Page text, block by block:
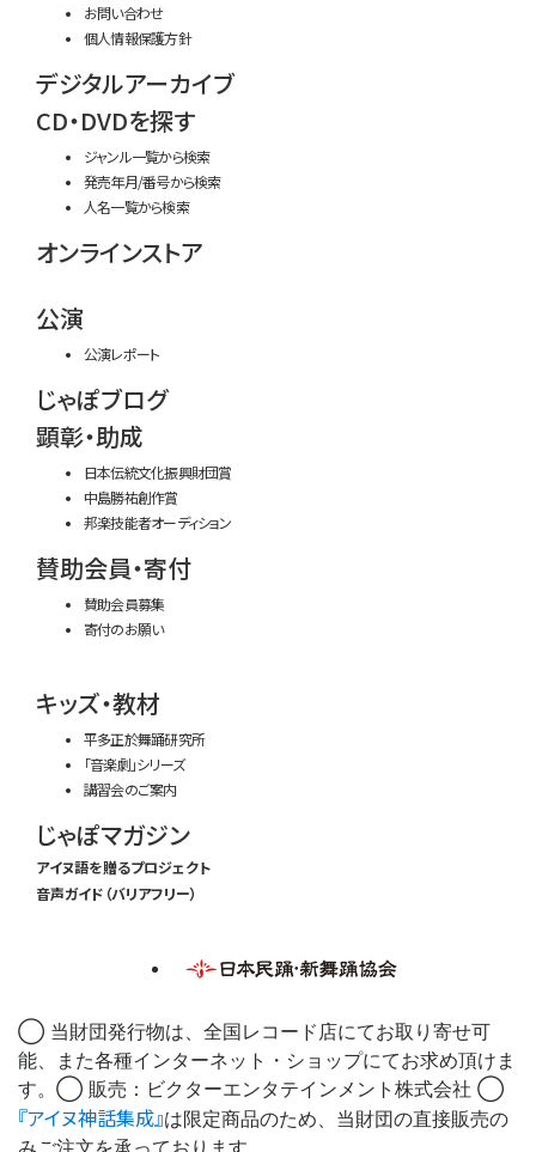
お問い合わせ
個人情報保護方針
デジタルアーカイブ
CD・DVDを探す
ジャンル一覧から検索
発売年月/番号から検索
人名一覧から検索
オンラインストア
公演
公演レポート
じゃぽブログ
顕彰・助成
日本伝統文化振興財団賞
中島勝祐創作賞
邦楽技能者オーディション
賛助会員・寄付
賛助会員募集
寄付のお願い
キッズ・教材
平多正於舞踊研究所
「音楽劇」シリーズ
講習会のご案内
じゃぽマガジン
アイヌ語を贈るプロジェクト
音声ガイド（バリアフリー）
◯ 当財団発行物は、全国レコード店にてお取り寄せ可
能、また各種インターネット・ショップにてお求め頂けま
す。◯ 販売：ビクターエンタテインメント株式会社 ◯
『アイヌ神話集成』は限定商品のため、当財団の直接販売の